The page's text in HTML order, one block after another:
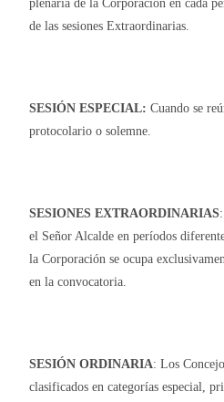
plenaria de la Corporación en cada
de las sesiones Extraordinarias.
SESIÓN ESPECIAL: Cuando se
protocolario o solemne.
SESIONES EXTRAORDINARIAS
el Señor Alcalde en períodos
la Corporación se ocupa
en la convocatoria.
SESIÓN ORDINARIA: Los
clasificados en categorías especial,